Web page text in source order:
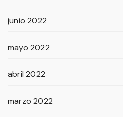
junio 2022
mayo 2022
abril 2022
marzo 2022